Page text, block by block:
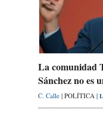
La comunidad
Sánchez no es
C. Calle | POLÍTICA |